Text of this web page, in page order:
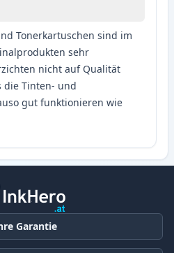
Tonerkartuschen sind im
sehr
nicht auf Qualität
die Tinten- und
gut funktionieren wie
Garantie